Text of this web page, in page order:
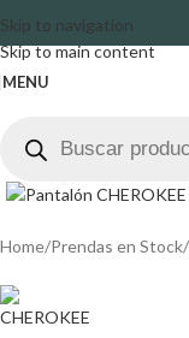
Skip to navigation
Skip to main content
MENU
Click to enlarge
Home Prendas en Stock